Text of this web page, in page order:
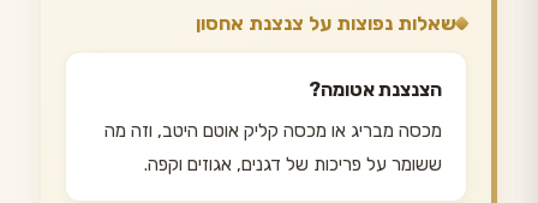
שאלות נפוצות על צנצנת אחסון
הצנצנת אטומה?
מכסה מבריג או מכסה קליק אוטם היטב, וזה מה
ששומר על פריכות של דגנים, אגוזים וקפה.